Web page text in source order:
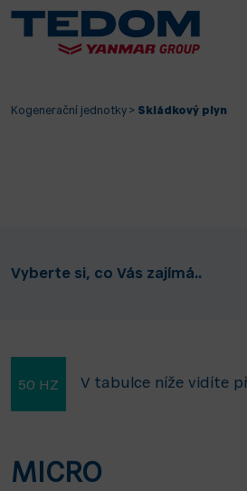
Kogenerační jednotky > Skládkový plyn
Vyberte si, co Vás zajímá..
50 HZ V tabulce níže vidíte
MICRO